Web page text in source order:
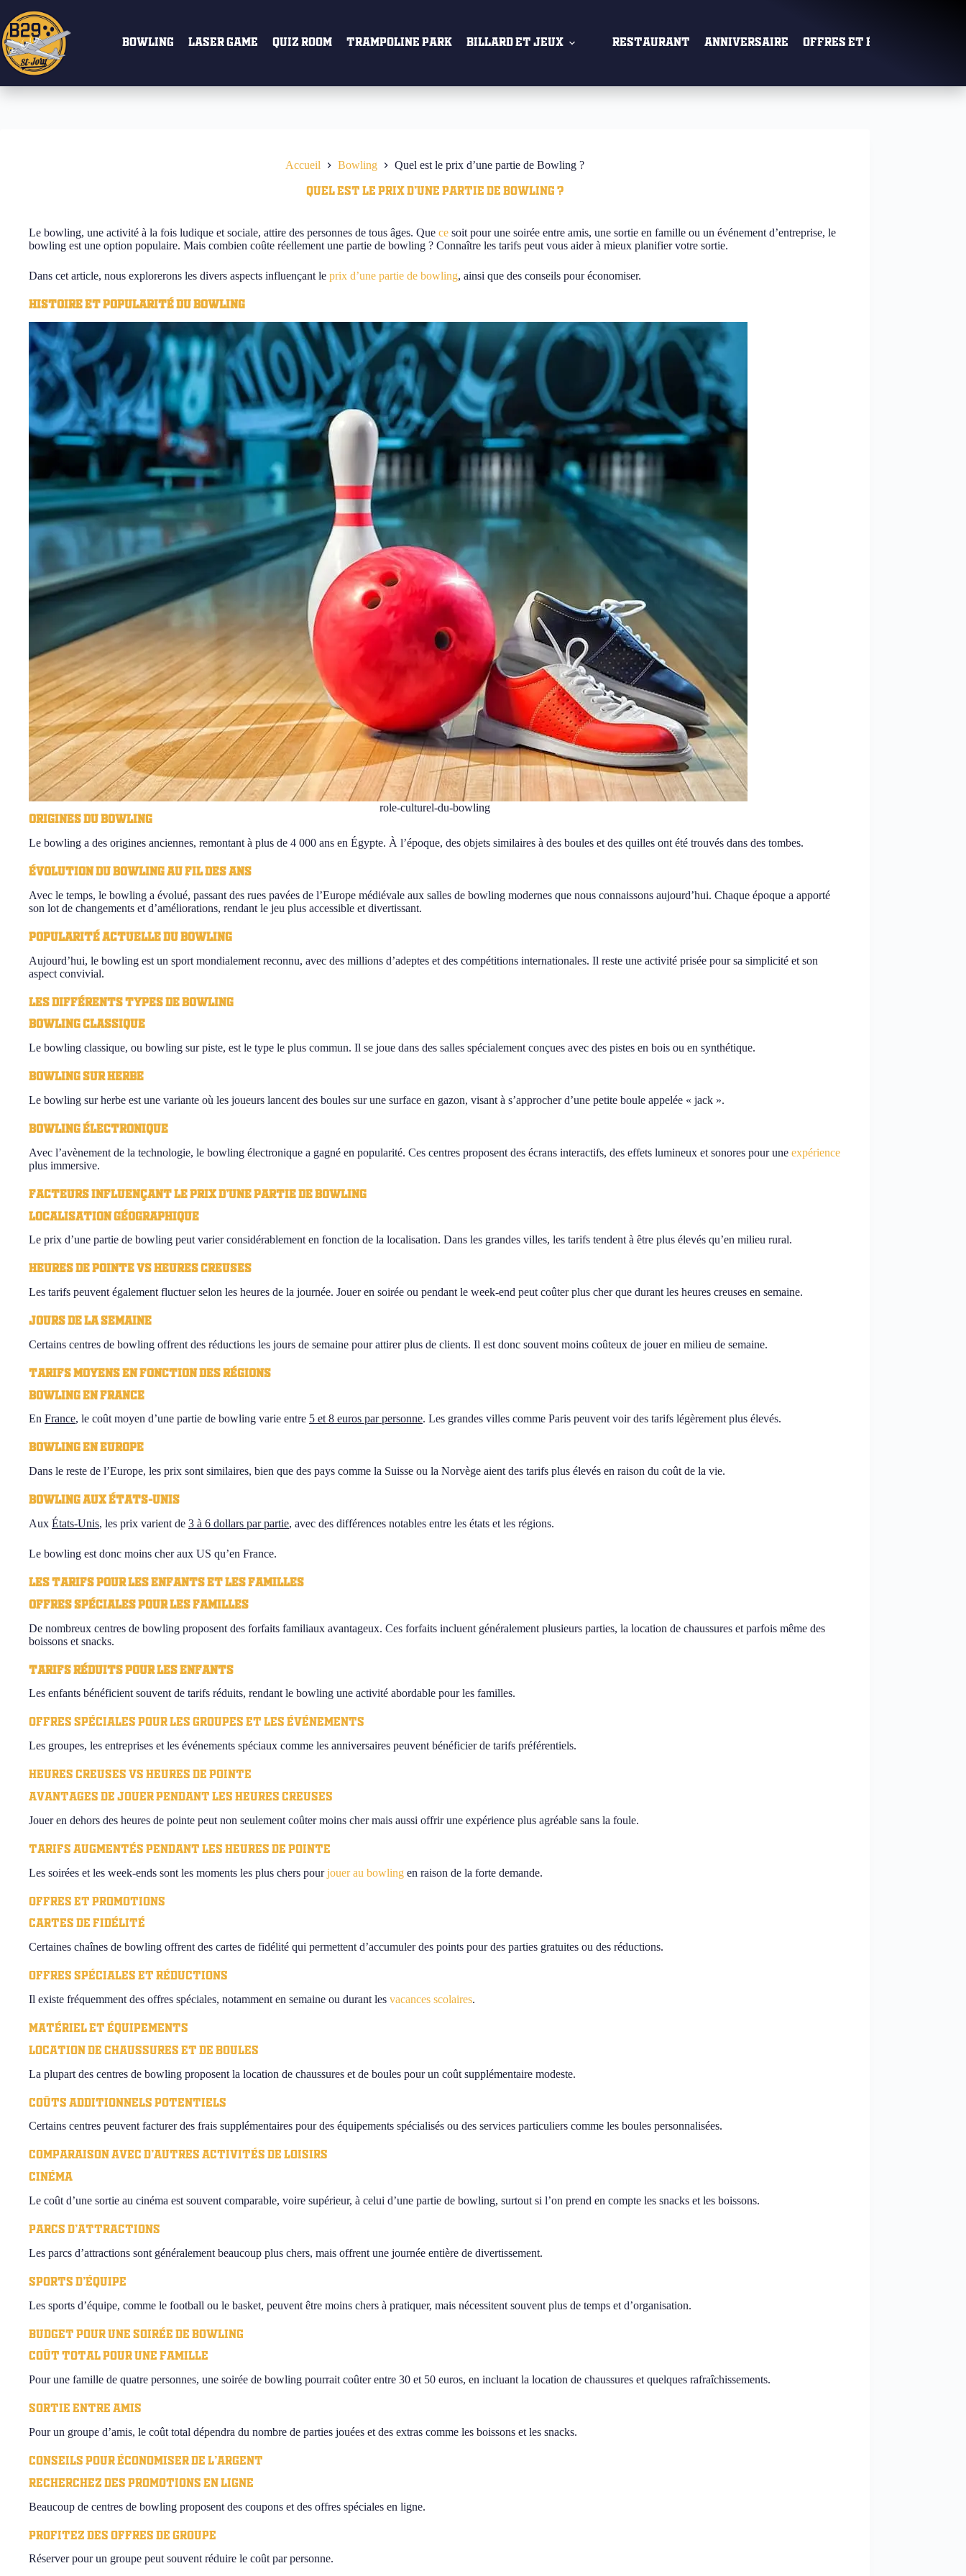
contenu
Bowling Laser Game Quiz Room Trampoline Park Billard et Jeux Restaurant Anniversaire Offres et Événements
Accueil Bowling Quel est le prix d’une partie de Bowling ?
Quel est le prix d’une partie de Bowling ?
Le bowling, une activité à la fois ludique et sociale, attire des personnes de tous âges. Que ce soit pour une soirée entre amis, une sortie en famille ou un événement d’entreprise, le
bowling est une option populaire. Mais combien coûte réellement une partie de bowling ? Connaître les tarifs peut vous aider à mieux planifier votre sortie.
Dans cet article, nous explorerons les divers aspects influençant le prix d’une partie de bowling, ainsi que des conseils pour économiser.
Histoire et popularité du bowling
role-culturel-du-bowling
Origines du bowling
Le bowling a des origines anciennes, remontant à plus de 4 000 ans en Égypte. À l’époque, des objets similaires à des boules et des quilles ont été trouvés dans des tombes.
Évolution du bowling au fil des ans
Avec le temps, le bowling a évolué, passant des rues pavées de l’Europe médiévale aux salles de bowling modernes que nous connaissons aujourd’hui. Chaque époque a apporté
son lot de changements et d’améliorations, rendant le jeu plus accessible et divertissant.
Popularité actuelle du bowling
Aujourd’hui, le bowling est un sport mondialement reconnu, avec des millions d’adeptes et des compétitions internationales. Il reste une activité prisée pour sa simplicité et son
aspect convivial.
Les différents types de bowling
Bowling classique
Le bowling classique, ou bowling sur piste, est le type le plus commun. Il se joue dans des salles spécialement conçues avec des pistes en bois ou en synthétique.
Bowling sur herbe
Le bowling sur herbe est une variante où les joueurs lancent des boules sur une surface en gazon, visant à s’approcher d’une petite boule appelée « jack ».
Bowling électronique
Avec l’avènement de la technologie, le bowling électronique a gagné en popularité. Ces centres proposent des écrans interactifs, des effets lumineux et sonores pour une expérience
plus immersive.
Facteurs influençant le prix d’une partie de bowling
Localisation géographique
Le prix d’une partie de bowling peut varier considérablement en fonction de la localisation. Dans les grandes villes, les tarifs tendent à être plus élevés qu’en milieu rural.
Heures de pointe vs heures creuses
Les tarifs peuvent également fluctuer selon les heures de la journée. Jouer en soirée ou pendant le week-end peut coûter plus cher que durant les heures creuses en semaine.
Jours de la semaine
Certains centres de bowling offrent des réductions les jours de semaine pour attirer plus de clients. Il est donc souvent moins coûteux de jouer en milieu de semaine.
Tarifs moyens en fonction des régions
Bowling en France
En France, le coût moyen d’une partie de bowling varie entre 5 et 8 euros par personne. Les grandes villes comme Paris peuvent voir des tarifs légèrement plus élevés.
Bowling en Europe
Dans le reste de l’Europe, les prix sont similaires, bien que des pays comme la Suisse ou la Norvège aient des tarifs plus élevés en raison du coût de la vie.
Bowling aux États-Unis
Aux États-Unis, les prix varient de 3 à 6 dollars par partie, avec des différences notables entre les états et les régions.
Le bowling est donc moins cher aux US qu’en France.
Les tarifs pour les enfants et les familles
Offres spéciales pour les familles
De nombreux centres de bowling proposent des forfaits familiaux avantageux. Ces forfaits incluent généralement plusieurs parties, la location de chaussures et parfois même des
boissons et snacks.
Tarifs réduits pour les enfants
Les enfants bénéficient souvent de tarifs réduits, rendant le bowling une activité abordable pour les familles.
Offres spéciales pour les groupes et les événements
Les groupes, les entreprises et les événements spéciaux comme les anniversaires peuvent bénéficier de tarifs préférentiels.
Heures creuses vs Heures de pointe
Avantages de jouer pendant les heures creuses
Jouer en dehors des heures de pointe peut non seulement coûter moins cher mais aussi offrir une expérience plus agréable sans la foule.
Tarifs augmentés pendant les heures de pointe
Les soirées et les week-ends sont les moments les plus chers pourjouer au bowling en raison de la forte demande.
Offres et promotions
Cartes de fidélité
Certaines chaînes de bowling offrent des cartes de fidélité qui permettent d’accumuler des points pour des parties gratuites ou des réductions.
Offres spéciales et réductions
Il existe fréquemment des offres spéciales, notamment en semaine ou durant les vacances scolaires.
Matériel et équipements
Location de chaussures et de boules
La plupart des centres de bowling proposent la location de chaussures et de boules pour un coût supplémentaire modeste.
Coûts additionnels potentiels
Certains centres peuvent facturer des frais supplémentaires pour des équipements spécialisés ou des services particuliers comme les boules personnalisées.
Comparaison avec d’autres activités de loisirs
Cinéma
Le coût d’une sortie au cinéma est souvent comparable, voire supérieur, à celui d’une partie de bowling, surtout si l’on prend en compte les snacks et les boissons.
Parcs d’attractions
Les parcs d’attractions sont généralement beaucoup plus chers, mais offrent une journée entière de divertissement.
Sports d’équipe
Les sports d’équipe, comme le football ou le basket, peuvent être moins chers à pratiquer, mais nécessitent souvent plus de temps et d’organisation.
Budget pour une soirée de Bowling
Coût total pour une famille
Pour une famille de quatre personnes, une soirée de bowling pourrait coûter entre 30 et 50 euros, en incluant la location de chaussures et quelques rafraîchissements.
Sortie entre amis
Pour un groupe d’amis, le coût total dépendra du nombre de parties jouées et des extras comme les boissons et les snacks.
Conseils pour économiser de l’argent
Recherchez des promotions en ligne
Beaucoup de centres de bowling proposent des coupons et des offres spéciales en ligne.
Profitez des offres de groupe
Réserver pour un groupe peut souvent réduire le coût par personne.